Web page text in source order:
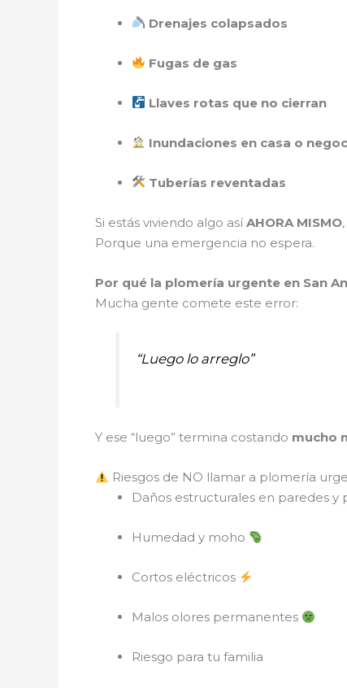
Drenajes colapsados
Fugas de gas
Llaves rotas que no cierran
Inundaciones en casa o
Tuberías reventadas
Si estás viviendo algo asíAHORA MISMO
Porque una emergencia no espera.
Por qué la plomería urgente en San
Mucha gente comete este error:
“Luego lo arreglo”
Y ese “luego” termina costando mucho
Riesgos de NO llamar a plomería
Daños estructurales en paredes y
Humedad y moho
Cortos eléctricos
Malos olores permanentes
Riesgo para tu familia